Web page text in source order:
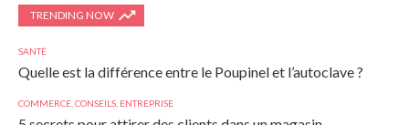
TRENDING NOW
SANTÉ
Quelle est la différence entre le Poupinel et l’autoclave ?
COMMERCE CONSEILS ENTREPRISE